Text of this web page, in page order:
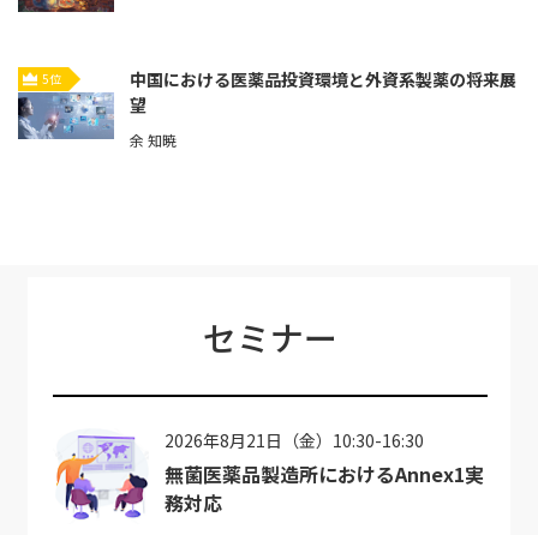
5位
中国における医薬品投資環境と外資系製薬の将来展
望
余 知暁
セミナー
2026年8月21日（金）10:30-16:30
無菌医薬品製造所におけるAnnex1実
務対応